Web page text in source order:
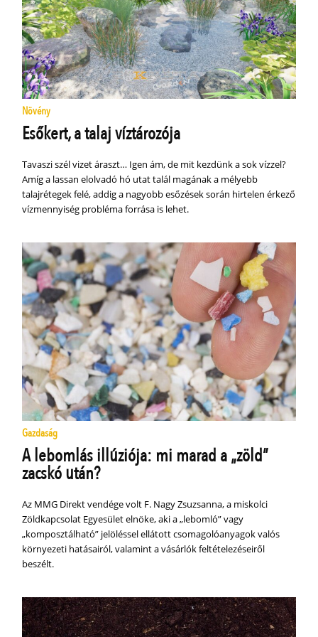
Növény
Esőkert, a talaj víztározója
Tavaszi szél vizet áraszt… Igen ám, de mit kezdünk a sok vízzel?
Amíg a lassan elolvadó hó utat talál magának a mélyebb
talajrétegek felé, addig a nagyobb esőzések során hirtelen érkező
vízmennyiség probléma forrása is lehet.
Gazdaság
A lebomlás illúziója: mi marad a „zöld”
zacskó után?
Az MMG Direkt vendége volt F. Nagy Zsuzsanna, a miskolci
Zöldkapcsolat Egyesület elnöke, aki a „lebomló” vagy
„komposztálható” jelöléssel ellátott csomagolóanyagok valós
környezeti hatásairól, valamint a vásárlók feltételezéseiről
beszélt.